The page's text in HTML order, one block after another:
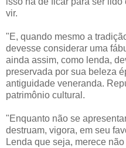
vir.
"E, quando mesmo a
devesse considerar uma
ainda assim, como lenda,
preservada por sua beleza
antiguidade veneranda.
patrimônio cultural.
"Enquanto não se
destruam, vigora, em seu
Lenda que seja, merece